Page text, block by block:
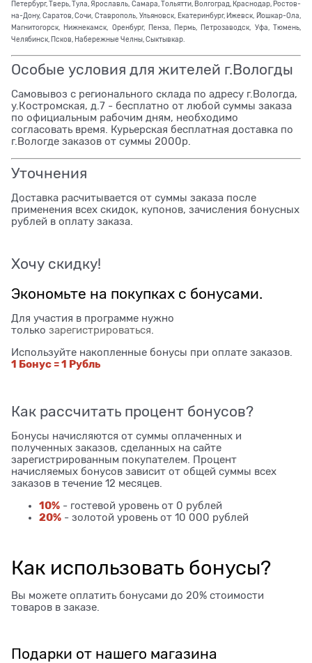
Петербург, Тверь, Тула, Ярославль, Самара, Тольятти, Волгоград, Краснодар, Ростов-
на-Дону, Саратов, Сочи, Ставрополь, Ульяновск, Екатеринбург, Ижевск, Йошкар-Ола,
Магнитогорск, Нижнекамск, Оренбург, Пенза, Пермь, Петрозаводск, Уфа, Тюмень,
Челябинск, Псков, Набережные Челны, Сыктывкар.
Особые условия для жителей г.Вологды
Самовывоз с регионального склада по адресу г.Вологда,
у.Костромская, д.7 - бесплатно от любой суммы заказа
по официальным рабочим дням, необходимо
согласовать время. Курьерская бесплатная доставка по
г.Вологде заказов от суммы 2000р.
Уточнения
Доставка расчитывается от суммы заказа после
применения всех скидок, купонов, зачисления бонусных
рублей в оплату заказа.
Хочу скидку!
Экономьте на покупках с бонусами.
Для участия в программе нужно
только зарегистрироваться
Используйте накопленные бонусы при оплате заказов.
1 Бонус = 1 Рубль
Как рассчитать процент бонусов?
Бонусы начисляются от суммы оплаченных и
полученных заказов, сделанных на сайте
зарегистрированным покупателем. Процент
начисляемых бонусов зависит от общей суммы всех
заказов в течение 12 месяцев.
10% - гостевой уровень от 0 рублей
20% - золотой уровень от 10 000 рублей
Как использовать бонусы?
Вы можете оплатить бонусами до 20% стоимости
товаров в заказе.
Подарки от нашего магазина